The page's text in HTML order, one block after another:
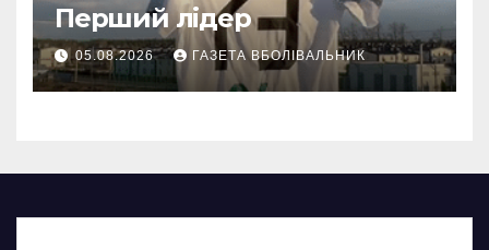
Перший лідер
05.08.2026 ГАЗЕТА ВБОЛІВАЛЬНИК